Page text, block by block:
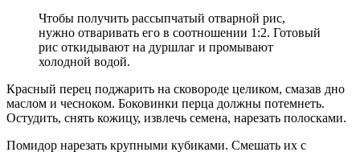
Чтобы получить рассыпчатый отварной рис,
нужно отваривать его в соотношении 1:2. Готовый
рис откидывают на дуршлаг и промывают
холодной водой.
Красный перец поджарить на сковороде целиком, смазав дно
маслом и чесноком. Боковинки перца должны потемнеть.
Остудить, снять кожицу, извлечь семена, нарезать полосками.
Помидор нарезать крупными кубиками. Смешать их с